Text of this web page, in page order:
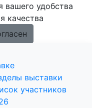
удобства
качества
выставки
участников